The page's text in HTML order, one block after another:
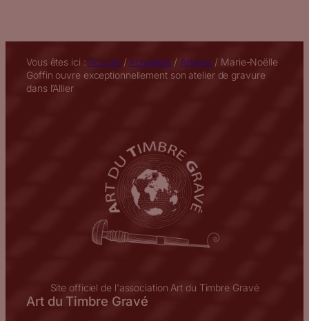
Vous êtes ici : Accueil / Actualités/ Artistes / Marie-Noëlle
Goffin ouvre exceptionnellement son atelier de gravure
dans l’Allier
Site officiel de l'association Art du Timbre Gravé
Art du Timbre Gravé